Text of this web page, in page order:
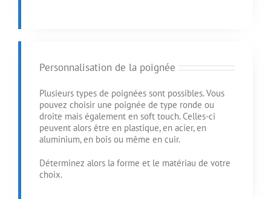
Personnalisation de la poignée
Plusieurs types de poignées sont possibles. Vous
pouvez choisir une poignée de type ronde ou
droite mais également en soft touch. Celles-ci
peuvent alors être en plastique, en acier, en
aluminium, en bois ou même en cuir.
Déterminez alors la forme et le matériau de votre
choix.